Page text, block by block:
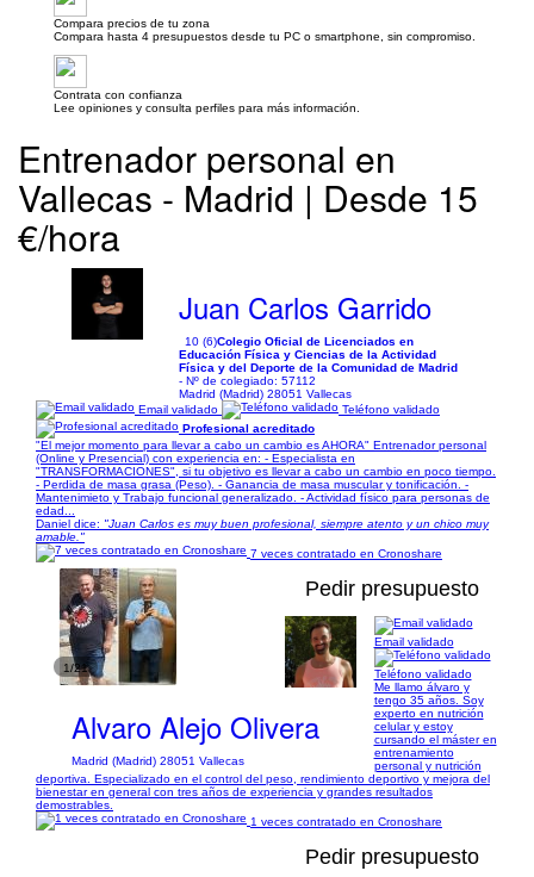
Compara precios de tu zona
Compara hasta 4 presupuestos desde tu PC o smartphone, sin compromiso.
Contrata con confianza
Lee opiniones y consulta perfiles para más información.
Entrenador personal en
Vallecas - Madrid | Desde 15
€/hora
Juan Carlos Garrido
10 (6)Colegio Oficial de Licenciados en
Educación Física y Ciencias de la Actividad
Física y del Deporte de la Comunidad de Madrid
- Nº de colegiado: 57112
Madrid (Madrid) 28051 Vallecas
Email validado
Teléfono validado
Profesional acreditado
"El mejor momento para llevar a cabo un cambio es AHORA" Entrenador personal
(Online y Presencial) con experiencia en: - Especialista en
"TRANSFORMACIONES", si tu objetivo es llevar a cabo un cambio en poco tiempo.
- Perdida de masa grasa (Peso). - Ganancia de masa muscular y tonificación. -
Mantenimieto y Trabajo funcional generalizado. - Actividad físico para personas de
edad...
Daniel dice: "Juan Carlos es muy buen profesional, siempre atento y un chico muy
amable."
7 veces contratado en Cronoshare
1/21
Pedir presupuesto
Alvaro Alejo Olivera
Madrid (Madrid) 28051 Vallecas
Email validado
Teléfono validado
Me llamo álvaro y
tengo 35 años. Soy
experto en nutrición
celular y estoy
cursando el máster en
entrenamiento
personal y nutrición
deportiva. Especializado en el control del peso, rendimiento deportivo y mejora del
bienestar en general con tres años de experiencia y grandes resultados
demostrables.
1 veces contratado en Cronoshare
Pedir presupuesto